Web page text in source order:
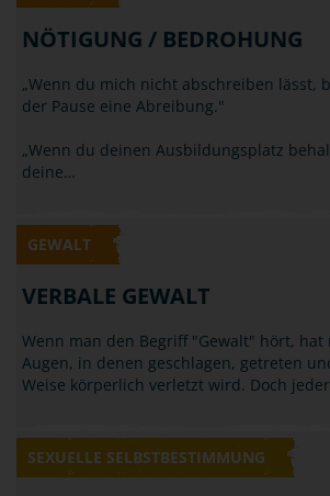
NÖTIGUNG / BEDROHUNG
„Wenn du mich nicht abschreiben lässt,
der Pause eine Abreibung."
„Wenn du deinen Ausbildungsplatz
deine…
GEWALT
VERBALE GEWALT
Wenn man den Begriff "Gewalt" hört, hat
Augen, in denen geschlagen, getreten
Weise körperlich verletzt wird. Doch
SEXUELLE SELBSTBESTIMMUNG